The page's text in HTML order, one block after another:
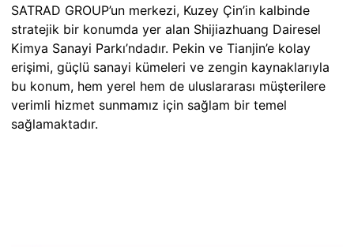
SATRAD GROUP’un merkezi, Kuzey Çin’in kalbinde
stratejik bir konumda yer alan Shijiazhuang Dairesel
Kimya Sanayi Parkı’ndadır. Pekin ve Tianjin’e kolay
erişimi, güçlü sanayi kümeleri ve zengin kaynaklarıyla
bu konum, hem yerel hem de uluslararası müşterilere
verimli hizmet sunmamız için sağlam bir temel
sağlamaktadır.